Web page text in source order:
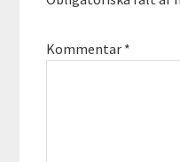
Kommentar *